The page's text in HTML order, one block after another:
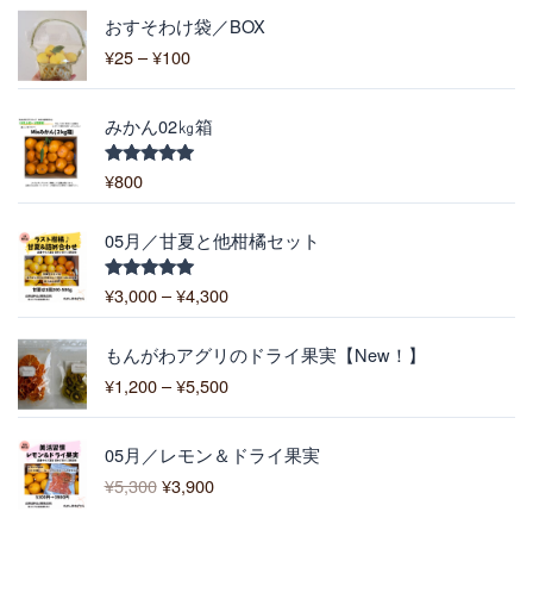
1
6
4
0
おすそわけ袋／BOX
¥25 –¥100
価
格
帯
:
¥
2
5
1
0
0
みかん02㎏箱
5段階中
¥800
05月／甘夏と他柑橘セット
5段階中
5.00
¥3,000 –¥4,300
価
格
:
3
,
0
もんがわアグリのドライ果実【New！】
¥1,200 –¥5,500
格
帯
:
1
05月／レモン＆ドライ果実
¥5,300
元
の
価
¥3,900
現
在
の